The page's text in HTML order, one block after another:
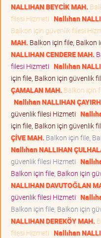
NALLIHAN BEYCİK MAH.
filesi Hizmeti Nallıhan
Balkon için güvenlik filesi
MAH. Balkon için file, Balkon
NALLIHAN CENDERE MAH.
filesi Hizmeti Nallıhan
için file, Balkon için güvenlik
ÇAMALAN MAH. Balkon için
Nallıhan NALLIHAN
güvenlik filesi Hizmeti
için file, Balkon için güvenlik
ÇİVE MAH. Balkon için file,
Nallıhan NALLIHAN
güvenlik filesi Hizmeti
Balkon için file, Balkon için
NALLIHAN DAVUTOĞLAN
güvenlik filesi Hizmeti
Balkon için file, Balkon için
NALLIHAN DEREKÖY MAH.
filesi Hizmeti Nallıhan